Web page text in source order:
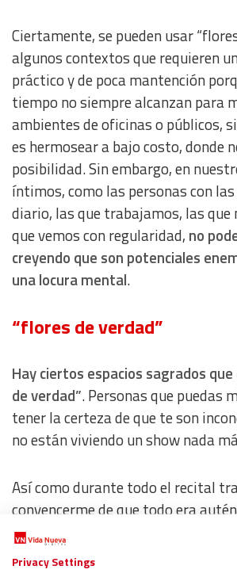
Ciertamente, se pueden usar
algunos contextos que requieren
práctico y de poca mantención
tiempo no siempre alcanzan para
ambientes de oficinas o públicos,
es hermosear a bajo costo, donde
posibilidad. Sin embargo, en
íntimos, como las personas con
diario, las que trabajamos, las que
que vemos con regularidad, no
creyendo que son potenciales
una locura mental.
“flores de verdad”
Hay ciertos espacios sagrados
de verdad”. Personas que puedas
tener la certeza de que te son
no están viviendo un show nada
Así como durante todo el recital
convencerme de que todo era
cabeza me estaba jugando una
vida corriente, la mayoría de las
Privacy Settings